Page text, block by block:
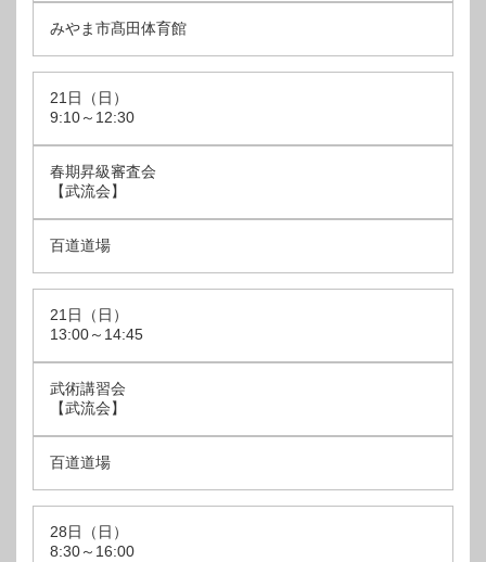
みやま市髙田体育館
21日（日）
9:10～12:30
春期昇級審査会
【武流会】
百道道場
21日（日）
13:00～14:45
武術講習会
【武流会】
百道道場
28日（日）
8:30～16:00